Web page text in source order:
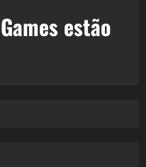
estão